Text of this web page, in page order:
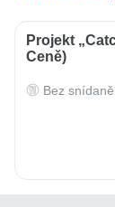
Projekt
Ceně)
Bez snídaně